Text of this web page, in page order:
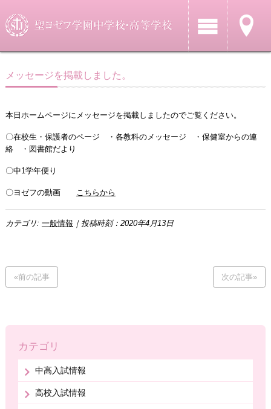
メッセージを掲載しました。
本日ホームページにメッセージを掲載しましたのでご覧ください。
〇在校生・保護者のページ ・各教科のメッセージ ・保健室からの連
絡 ・図書館だより
〇中1学年便り
〇ヨゼフの動画 こちらから
カテゴリ: 一般情報 ｜投稿時刻：2020年4月13日
«前の記事 次の記事»
カテゴリ
中高入試情報
高校入試情報